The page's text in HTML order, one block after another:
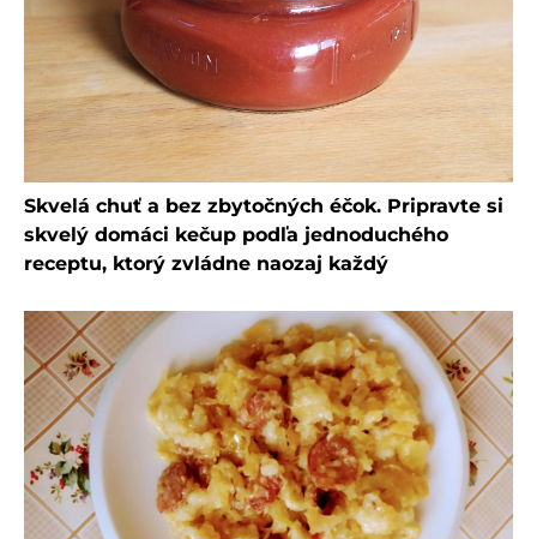
Skvelá chuť a bez zbytočných éčok. Pripravte si
skvelý domáci kečup podľa jednoduchého
receptu, ktorý zvládne naozaj každý